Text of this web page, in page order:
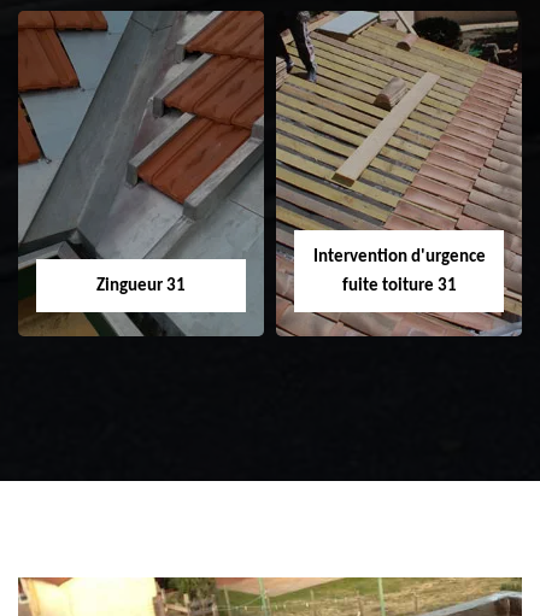
Etanchéité toiture
31
Réparation de
toiture 31
Zingueur 31
Intervention d'urgence
fuite toiture 31